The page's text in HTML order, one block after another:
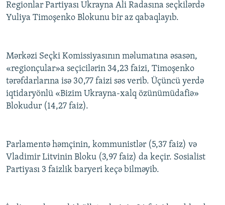
Regionlar Partiyası Ukrayna Ali Radasına seçkilərdə
Yuliya Timoşenko Blokunu bir az qabaqlayıb.
Mərkəzi Seçki Komissiyasının məlumatına əsasən,
«regionçular»a seçicilərin 34,23 faizi, Timoşenko
tərəfdarlarına isə 30,77 faizi səs verib. Üçüncü yerdə
iqtidaryönlü «Bizim Ukrayna-xalq özünümüdafiə»
Blokudur (14,27 faiz).
Parlamentə həmçinin, kommunistlər (5,37 faiz) və
Vladimir Litvinin Bloku (3,97 faiz) da keçir. Sosialist
Partiyası 3 faizlik baryeri keçə bilməyib.